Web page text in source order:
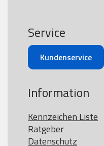
Service
Kundenservice
Information
Kennzeichen Liste
Ratgeber
Datenschutz